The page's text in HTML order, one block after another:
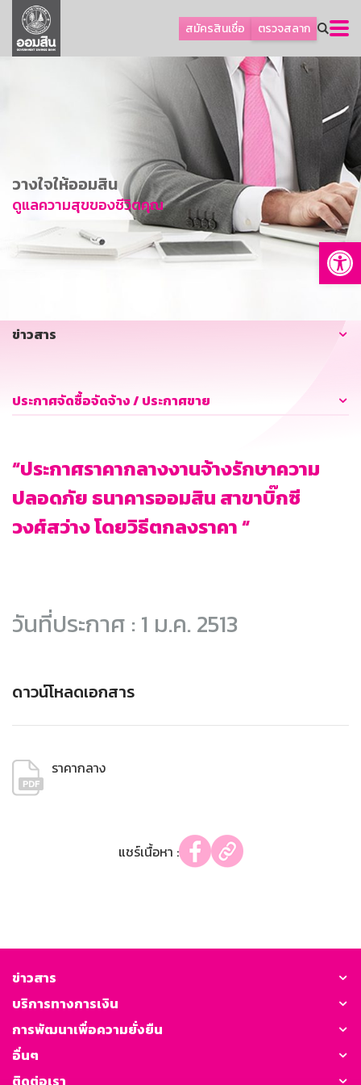
สมัครสินเชื่อ ตรวจสลาก
ลูกค้าธุรกิจ
ลูกค้าผู้ประกอบรายย่อย
การพัฒนาที่ยั่งยืน
ข่าวสาร
บริการทางการเงิน
อื่นๆ
วางใจให้ออมสิน
ดูแลความสุขของชีวิตคุณ
ข่าวสาร
ประกาศจัดซื้อจัดจ้าง / ประกาศขาย
“ประกาศราคากลางงานจ้างรักษาความ
ปลอดภัย ธนาคารออมสิน สาขาบิ๊กซี
วงศ์สว่าง โดยวิธีตกลงราคา “
วันที่ประกาศ : 1 ม.ค. 2513
ดาวน์โหลดเอกสาร
ราคากลาง
แชร์เนื้อหา :
ข่าวสาร
บริการทางการเงิน
การพัฒนาเพื่อความยั่งยืน
อื่นๆ